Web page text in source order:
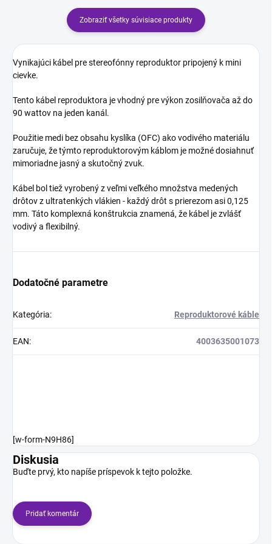
Zobraziť všetky súvisiace produkty
Vynikajúci kábel pre stereofónny reproduktor pripojený k mini
cievke.
Tento kábel reproduktora je vhodný pre výkon zosilňovača až do
90 wattov na jeden kanál.
Použitie medi bez obsahu kyslíka (OFC) ako vodivého materiálu
zaručuje, že týmto reproduktorovým káblom je možné dosiahnuť
mimoriadne jasný a skutočný zvuk.
Kábel bol tiež vyrobený z veľmi veľkého množstva medených
drôtov z ultratenkých vlákien - každý drôt s prierezom asi 0,125
mm. Táto komplexná konštrukcia znamená, že kábel je zvlášť
vodivý a flexibilný.
Dodatočné parametre
Kategória: Reproduktorové káble
EAN: 4003635001073
[w-form-N9H86]
Diskusia
Buďte prvý, kto napíše príspevok k tejto položke.
Pridať komentár